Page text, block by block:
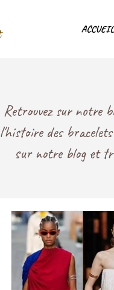
ACCUEIL
Retrouvez sur notre
l'histoire des
sur notre blog et